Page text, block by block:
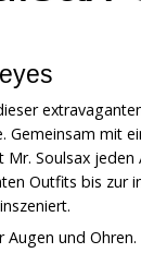
Gemeinsam mit
Soulsax jeden
Outfits bis zur
Augen und Ohren.